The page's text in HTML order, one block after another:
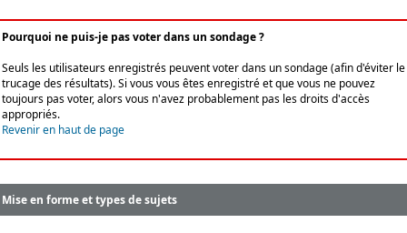
Pourquoi ne puis-je pas voter dans un sondage ?
Seuls les utilisateurs enregistrés peuvent voter dans un sondage (afin d'éviter le
trucage des résultats). Si vous vous êtes enregistré et que vous ne pouvez
toujours pas voter, alors vous n'avez probablement pas les droits d'accès
appropriés.
Revenir en haut de page
Mise en forme et types de sujets